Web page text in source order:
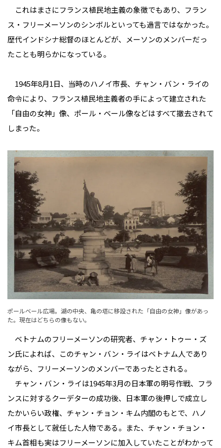
これはまさにフランス植民地主義の象徴でもあり、フラン
ス・フリーメーソンのシンボルといっても過言ではなかった。
歴代インドシナ総督のほとんどが、メーソンのメンバーだっ
たことも明らかになっている。
1945年8月1日、当時のハノイ市長、チャン・バン・ライの
命令により、フランス植民地主義者の手によって建立された
「自由の女神」像、ポール・ベール像などはすべて撤去されて
しまった。
ポールベール広場。湖の中央、亀の塔に移設された「自由の女神」像があっ
た。現在はどちらの像もない。
ベトナムのフリーメーソンの研究者、チャン・トゥー・ズ
ン氏によれば、このチャン・バン・ライはベトナム人であり
ながら、フリーメーソンのメンバーであったとされる。
チャン・バン・ライは1945年3月の日本軍の明号作戦、フラ
ンスに対するクーデターの成功後、日本軍の後押しで成立し
たかいらい政権、チャン・チョン・キム内閣のもとで、ハノ
イ市長として就任した人物である。また、チャン・チョン・
キム首相も実はフリーメーソンに加入していたことがわかって